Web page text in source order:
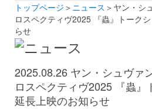
トップページ ＞ ニュース ＞ヤン・シ
ロスペクティヴ2025 『蟲』トーク
らせ
2025.08.26 ヤン・シュヴ
ロスペクティヴ2025 『蟲
延長上映のお知らせ